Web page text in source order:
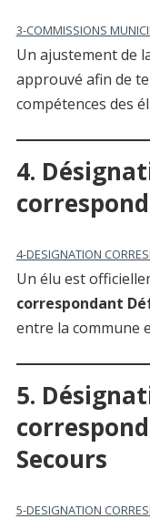
3-COMMISSIONS
Un ajustement de
approuvé afin de
compétences des
4.
4-DESIGNATION
Un élu est
correspondant
entre la commune
5.
Secours
5-DESIGNATION